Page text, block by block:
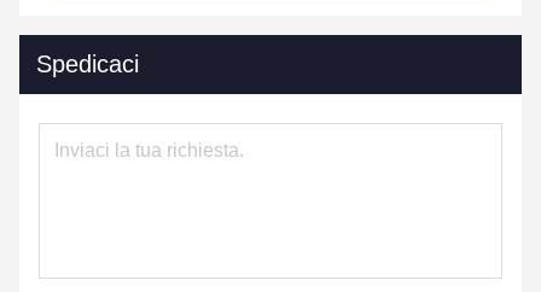
Spedicaci